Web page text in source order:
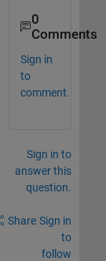
0
Comments
Sign in
to
comment.
Sign in to
answer this
question.
Share Sign in
to
follow